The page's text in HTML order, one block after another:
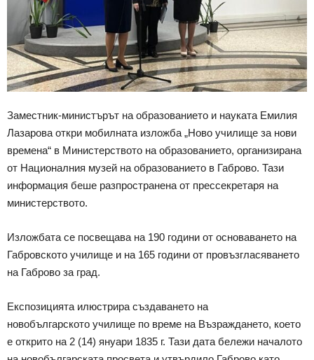
Заместник-министърът на образованието и науката Емилия
Лазарова откри мобилната изложба „Ново училище за нови
времена“ в Министерството на образованието, организирана
от Националния музей на образованието в Габрово. Тази
информация беше разпространена от прессекретаря на
министерството.
Изложбата се посвещава на 190 години от основаването на
Габровското училище и на 165 години от провъзгласяването
на Габрово за град.
Експозицията илюстрира създаването на
новобългарското училище по време на Възраждането, което
е открито на 2 (14) януари 1835 г. Тази дата бележи началото